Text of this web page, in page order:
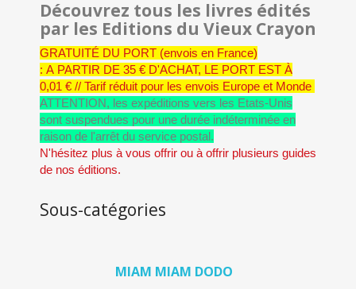
Découvrez tous les livres édités
par les Editions du Vieux Crayon
GRATUITÉ DU PORT (envois en France)
: A PARTIR DE 35 € D'ACHAT, LE PORT EST À
0,01 € // Tarif réduit pour les envois Europe et Monde
ATTENTION, les expéditions vers les Etats-Unis
sont suspendues pour une durée indéterminée en
raison de l'arrêt du service postal.
N'hésitez plus à vous offrir ou à offrir plusieurs guides
de nos éditions.
Sous-catégories
MIAM MIAM DODO